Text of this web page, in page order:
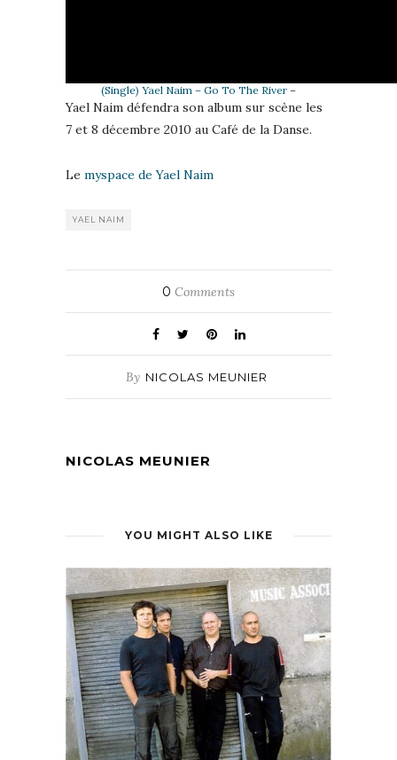
(Single) Yael Naim – Go To The River –
Yael Naim défendra son album sur scène les
7 et 8 décembre 2010 au Café de la Danse.
Le myspace de Yael Naim
YAEL NAIM
0 Comments
By NICOLAS MEUNIER
NICOLAS MEUNIER
YOU MIGHT ALSO LIKE